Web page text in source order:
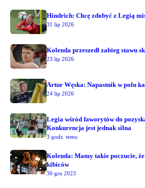
Hindrich: Chcę zdobyć z Legią
31 lip 2026
Kolenda przeszedł zabieg stawu
23 lip 2026
Artur Węska: Napastnik w polu
24 lip 2026
Legia wśród faworytów do
Konkurencja jest jednak silna
3 godz. temu
Kolenda: Mamy takie poczucie,
kibiców
30 gru 2023